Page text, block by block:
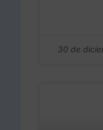
30 de